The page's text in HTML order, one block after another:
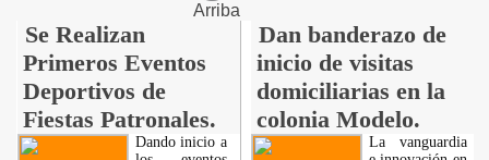
Arriba
Se Realizan
Primeros Eventos
Deportivos de
Fiestas Patronales.
Dan banderazo de
inicio de visitas
domiciliarias en la
colonia Modelo.
Dando inicio a
La vanguardia